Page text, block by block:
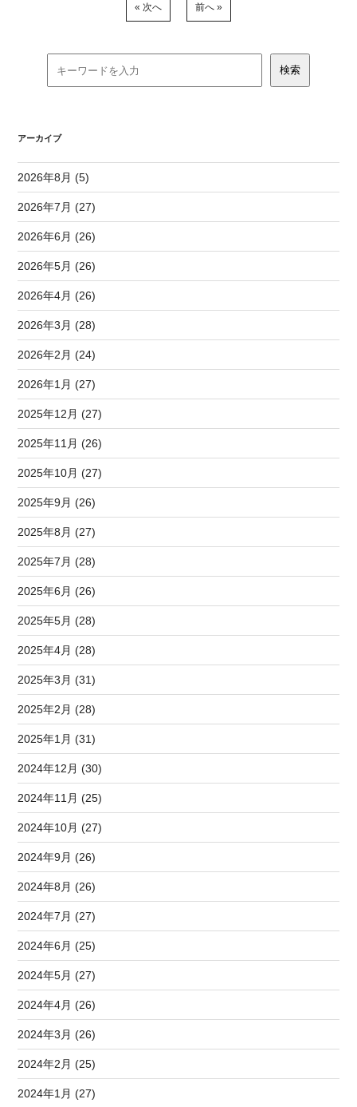
« 次へ 前へ »
アーカイブ
2026年8月 (5)
2026年7月 (27)
2026年6月 (26)
2026年5月 (26)
2026年4月 (26)
2026年3月 (28)
2026年2月 (24)
2026年1月 (27)
2025年12月 (27)
2025年11月 (26)
2025年10月 (27)
2025年9月 (26)
2025年8月 (27)
2025年7月 (28)
2025年6月 (26)
2025年5月 (28)
2025年4月 (28)
2025年3月 (31)
2025年2月 (28)
2025年1月 (31)
2024年12月 (30)
2024年11月 (25)
2024年10月 (27)
2024年9月 (26)
2024年8月 (26)
2024年7月 (27)
2024年6月 (25)
2024年5月 (27)
2024年4月 (26)
2024年3月 (26)
2024年2月 (25)
2024年1月 (27)